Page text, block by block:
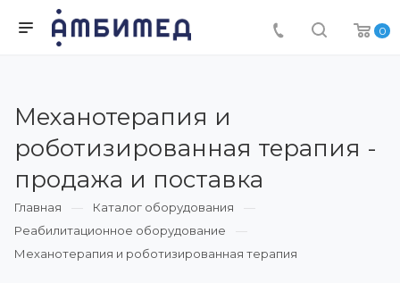
0
Механотерапия и
роботизированная терапия -
продажа и поставка
Главная
Каталог оборудования
Реабилитационное оборудование
Механотерапия и роботизированная терапия